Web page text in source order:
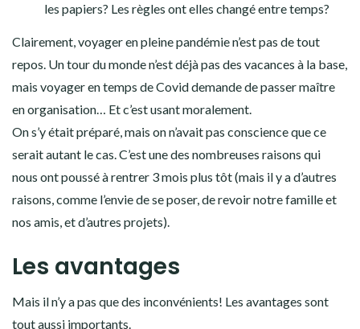
les papiers? Les règles ont elles changé entre temps?
Clairement, voyager en pleine pandémie n’est pas de tout
repos. Un tour du monde n’est déjà pas des vacances à la base,
mais voyager en temps de Covid demande de passer maître
en organisation… Et c’est usant moralement.
On s’y était préparé, mais on n’avait pas conscience que ce
serait autant le cas. C’est une des nombreuses raisons qui
nous ont poussé à rentrer 3 mois plus tôt (mais il y a d’autres
raisons, comme l’envie de se poser, de revoir notre famille et
nos amis, et d’autres projets).
Les avantages
Mais il n’y a pas que des inconvénients! Les avantages sont
tout aussi importants.